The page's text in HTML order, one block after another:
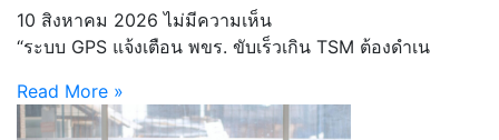
10 สิงหาคม 2026ไม่มีความเห็น
“ระบบ GPS แจ้งเตือน พขร. ขับเร็วเกิน TSM ต้องดำเน
Read More »